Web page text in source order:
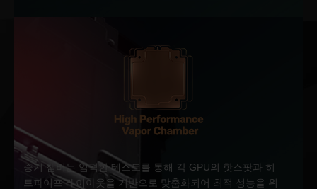
증기 챔버는 엄격한 테스트를 통해 각 GPU의 핫스팟과 히
트파이프 레이아웃을 기반으로 맞춤화되어 최적 성능을 위